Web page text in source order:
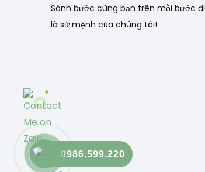
Sánh bước cùng bạn trên mỗi bước đi
là sứ mệnh của chúng tôi!
0986.599.220